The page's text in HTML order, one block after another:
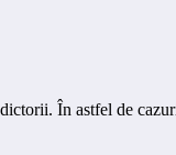
În astfel de